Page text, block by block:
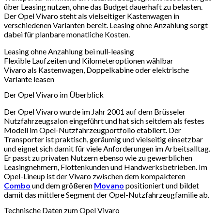
über Leasing nutzen, ohne das Budget dauerhaft zu belasten.
Der Opel Vivaro steht als vielseitiger Kastenwagen in
verschiedenen Varianten bereit. Leasing ohne Anzahlung sorgt
dabei für planbare monatliche Kosten.
Leasing ohne Anzahlung bei null-leasing
Flexible Laufzeiten und Kilometeroptionen wählbar
Vivaro als Kastenwagen, Doppelkabine oder elektrische
Variante leasen
Der Opel Vivaro im Überblick
Der Opel Vivaro wurde im Jahr 2001 auf dem Brüsseler
Nutzfahrzeugsalon eingeführt und hat sich seitdem als festes
Modell im Opel-Nutzfahrzeugportfolio etabliert. Der
Transporter ist praktisch, geräumig und vielseitig einsetzbar
und eignet sich damit für viele Anforderungen im Arbeitsalltag.
Er passt zu privaten Nutzern ebenso wie zu gewerblichen
Leasingnehmern, Flottenkunden und Handwerksbetrieben. Im
Opel-Lineup ist der Vivaro zwischen dem kompakteren
Combo und dem größeren Movano positioniert und bildet
damit das mittlere Segment der Opel-Nutzfahrzeugfamilie ab.
Technische Daten zum Opel Vivaro